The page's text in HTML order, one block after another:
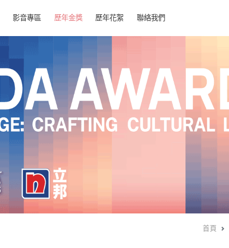
影音專區 歷年金獎 歷年花絮 聯絡我們
首頁